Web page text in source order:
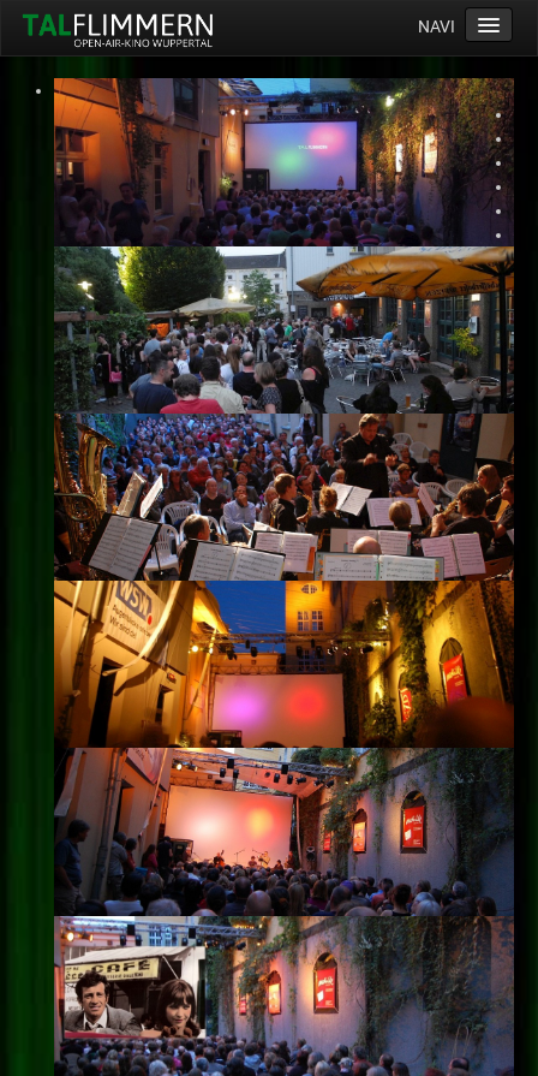
NAVI
Home
Programm
Service
Ticketinfos
Ort
Anreise
Wetter
Kinogutschein
Konzept
Archiv
Kontakt
Impressum
Datenschutz